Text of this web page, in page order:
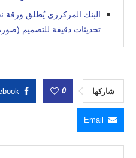
تحديثات دقيقة للتصميم
شاركها 0
Email